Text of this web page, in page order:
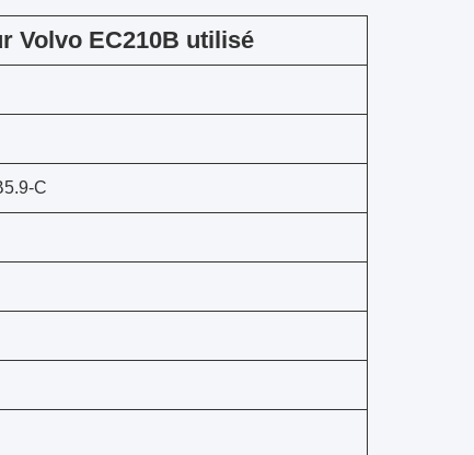
Volvo EC210B utilisé
C